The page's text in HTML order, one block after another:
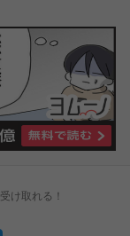
け取れる！